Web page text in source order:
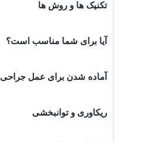
تکنیک ها و روش ها
آیا برای شما مناسب است؟
آماده شدن برای عمل جراحی
ریکاوری و توانبخشی